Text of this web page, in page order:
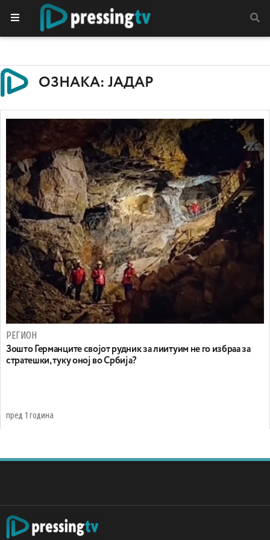
ОЗНАКА: ЈАДАР
РЕГИОН
Зошто Германците својот рудник за лиитуим не го избраа за
стратешки, туку оној во Србија?
пред 1 година